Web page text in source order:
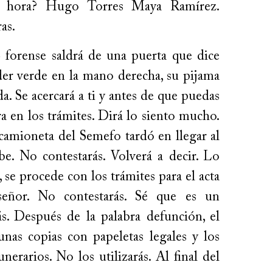
Hugo Torres Maya Ramírez.
saldrá de una puerta que dice
verde en la mano derecha, su pijama
Se acercará a ti y antes de que puedas
en los trámites. Dirá lo siento mucho.
del Semefo tardó en llegar al
No contestarás. Volverá a decir. Lo
procede con los trámites para el acta
No contestarás. Sé que es un
Después de la palabra defunción, el
copias con papeletas legales y los
No los utilizarás. Al final del